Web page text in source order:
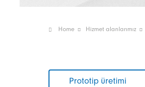
Home Hizmet alanlarımız
Prototip üretimi